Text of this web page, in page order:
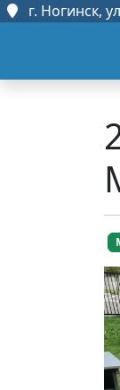
г. Ногинск,